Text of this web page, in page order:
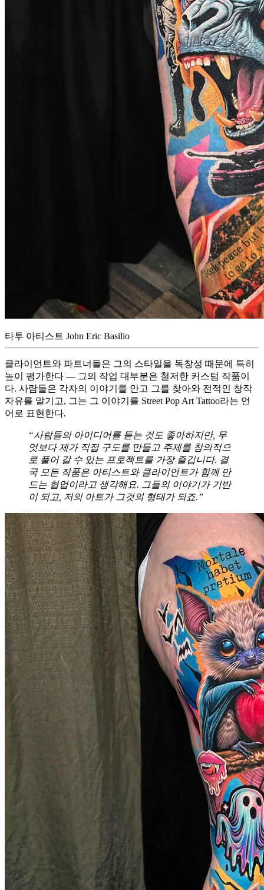
타투 아티스트 John Eric Basilio
클라이언트와 파트너들은 그의 스타일을 독창성 때문에 특히
높이 평가한다 — 그의 작업 대부분은 철저한 커스텀 작품이
다. 사람들은 각자의 이야기를 안고 그를 찾아와 전적인 창작
자유를 맡기고, 그는 그 이야기를 Street Pop Art Tattoo라는 언
어로 표현한다.
“사람들의 아이디어를 듣는 것도 좋아하지만, 무
엇보다 제가 직접 구도를 만들고 주제를 창의적으
로 풀어 갈 수 있는 프로젝트를 가장 즐깁니다. 결
국 모든 작품은 아티스트와 클라이언트가 함께 만
드는 협업이라고 생각해요. 그들의 이야기가 기반
이 되고, 저의 아트가 그것의 형태가 되죠.”